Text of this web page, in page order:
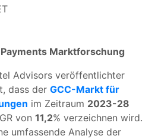
Payments Marktforschung
Advisors veröffentlichter
dass der GCC-Markt für
im Zeitraum 2023-28
von 11,2% verzeichnen wird.
umfassende Analyse der